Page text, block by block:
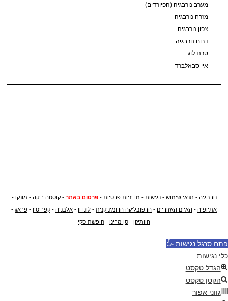
מערב נורבגיה (הפיורדים)
מזרח נורבגיה
צפון נורבגיה
דרום נורבגיה
טרנדלוג
איי סבאלברד
נורבגיה - תנאי שימוש -נגישות - מדיניות פרטיות -פרסום באתר -קוסטה ריקה - מונקו -
אתיופיה - האיים האזוריים - הרפובליקה הדומיניקנית - לונדון - אלבניה - קפריסין - פראג -
הוותיקן - סן מרינו - חופשת סקי
פתח סרגל נגישות
כלי נגישות
הגדל טקסט
הקטן טקסט
גווני אפור